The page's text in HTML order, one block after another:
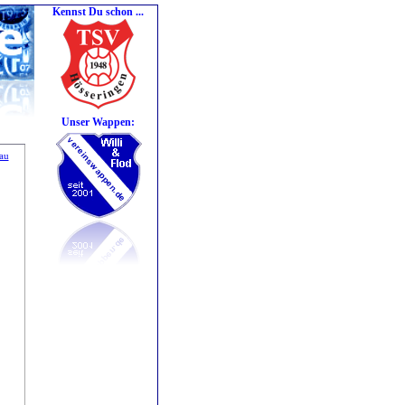
Kennst Du schon ...
Unser Wappen: